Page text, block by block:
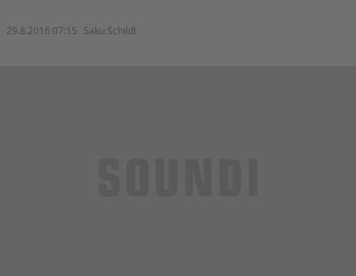
29.8.2016 07:15 Saku Schildt